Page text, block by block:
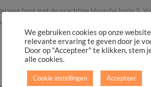
bent met de prachtige Hyundai Ioniq 5.
het idee dat de auto qua omvang net zoiets
We gebruiken cookies op onze
relevante ervaring te geven door je
Door op "Accepteer" te klikken, stem
alle cookies.
Cookie instellingen Accepteer